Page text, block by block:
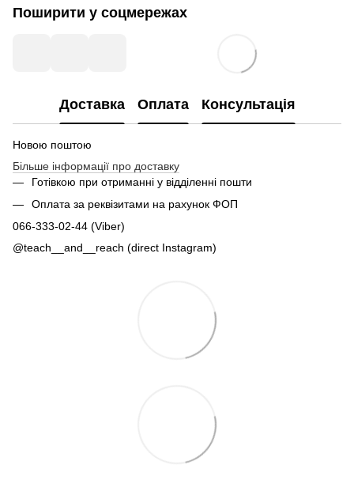
Поширити у соцмережах
Доставка Оплата Консультація
Новою поштою
Більше інформації про доставку
Готівкою при отриманні у відділенні пошти
Оплата за реквізитами на рахунок ФОП
066-333-02-44 (Viber)
@teach__and__reach (direct Instagram)